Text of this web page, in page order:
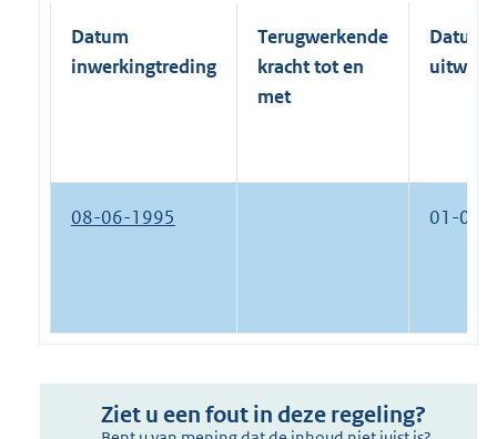
Datum
inwerkingtreding
Terugwerkende
kracht tot en
met
Datum
08-06-1995 01-01-
Ziet u een fout in deze regeling?